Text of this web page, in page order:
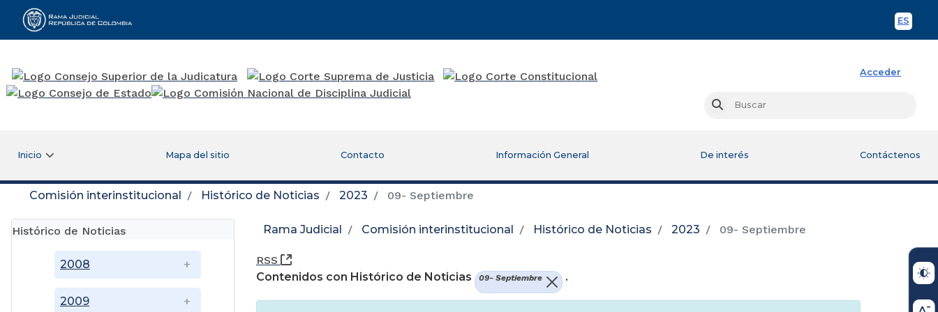
ES
Rama Judicial
Acceder
Buscar
Inicio Mapa del sitio Contacto Información General De interés Contáctenos
Comisión interinstitucional Histórico de Noticias 2023 09- Septiembre
Histórico de Noticias
2008
2009
Rama Judicial Comisión interinstitucional Histórico de Noticias 2023 09- Septiembre
RSS
(Abre una nueva ventana)
Contenidos con Histórico de Noticias
09- Septiembre .